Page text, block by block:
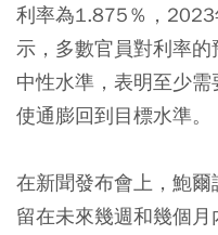
利率為1.875％，
示，多數官員對利率
中性水準，表明至少
使通膨回到目標水準。
在新聞發布會上，鮑
留在未來幾週和幾個月